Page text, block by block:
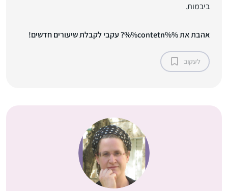
ביבמות.
אהבת את %%contetn%%? עקבי לקבלת שיעורים חדשים!
לעקוב